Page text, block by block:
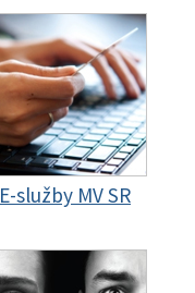
E-služby MV SR